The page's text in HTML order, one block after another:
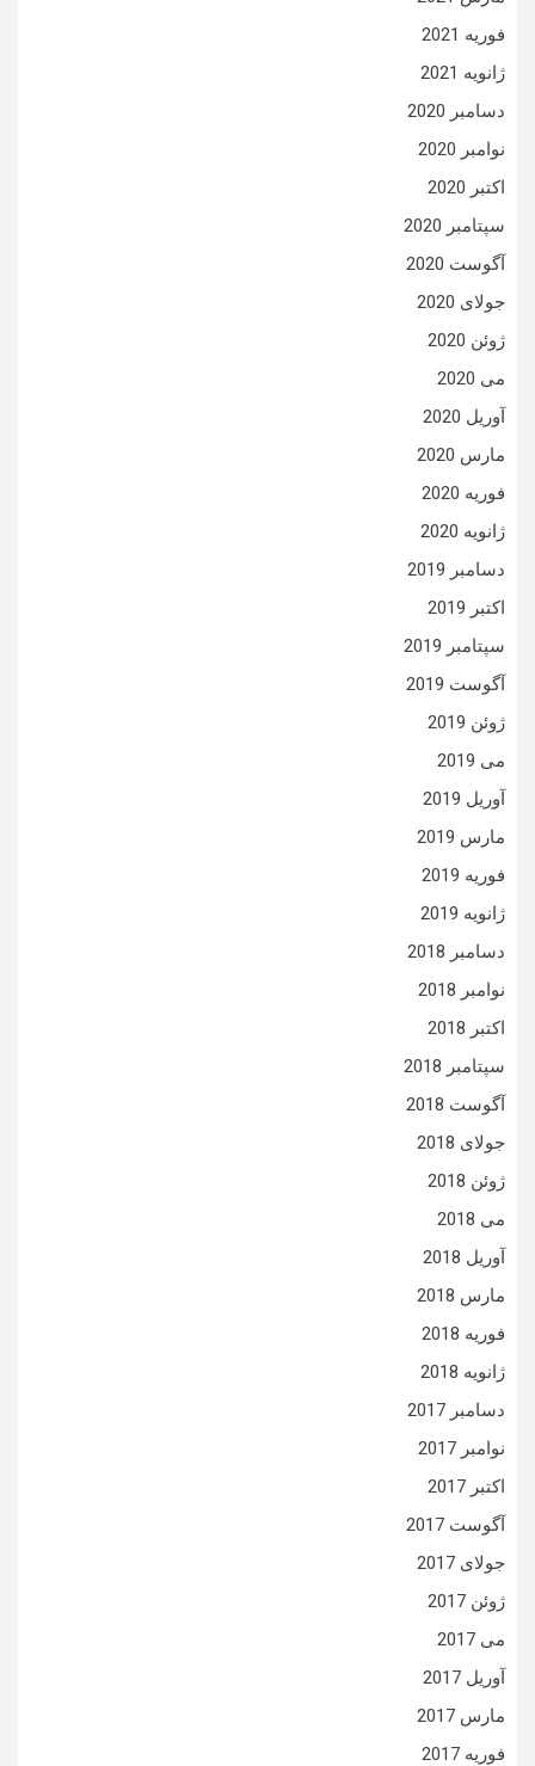
فوریه 2021
ژانویه 2021
دسامبر 2020
نوامبر 2020
اکتبر 2020
سپتامبر 2020
آگوست 2020
جولای 2020
ژوئن 2020
می 2020
آوریل 2020
مارس 2020
فوریه 2020
ژانویه 2020
دسامبر 2019
اکتبر 2019
سپتامبر 2019
آگوست 2019
ژوئن 2019
می 2019
آوریل 2019
مارس 2019
فوریه 2019
ژانویه 2019
دسامبر 2018
نوامبر 2018
اکتبر 2018
سپتامبر 2018
آگوست 2018
جولای 2018
ژوئن 2018
می 2018
آوریل 2018
مارس 2018
فوریه 2018
ژانویه 2018
دسامبر 2017
نوامبر 2017
اکتبر 2017
آگوست 2017
جولای 2017
ژوئن 2017
می 2017
آوریل 2017
مارس 2017
فوریه 2017